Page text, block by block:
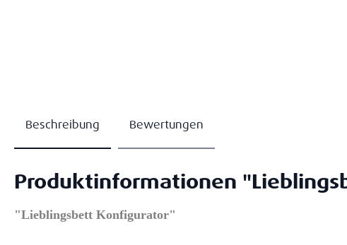
Beschreibung Bewertungen
Produktinformationen
"Lieblingsbett Konfigurator"